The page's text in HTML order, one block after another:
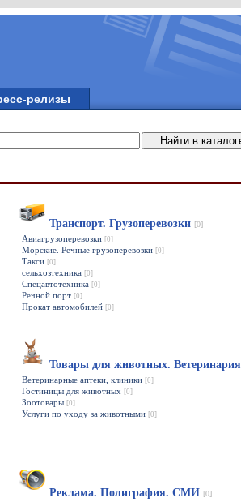
релизы
Транспорт. Грузоперевозки [0]
Авиагрузоперевозки[0]
Морские. Речные грузоперевозки[0]
Такси[0]
сельхозтехника[0]
Спецавтотехника[0]
Речной порт[0]
Прокат автомобилей[0]
Товары для животных. Ветеринария
Ветеринарные аптеки, клиники[0]
Гостиницы для животных[0]
Зоотовары[0]
Услуги по уходу за животными[0]
Реклама. Полиграфия. СМИ [0]